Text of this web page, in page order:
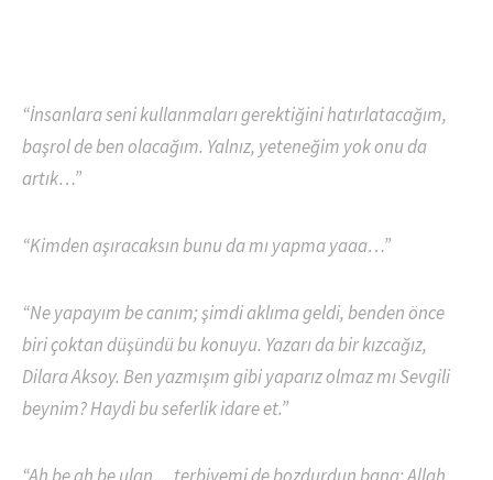
“İnsanlara seni kullanmaları gerektiğini hatırlatacağım,
başrol de ben olacağım. Yalnız, yeteneğim yok onu da
artık…”
“Kimden aşıracaksın bunu da mı yapma yaaa…”
“Ne yapayım be canım; şimdi aklıma geldi, benden önce
biri çoktan düşündü bu konuyu. Yazarı da bir kızcağız,
Dilara Aksoy. Ben yazmışım gibi yaparız olmaz mı Sevgili
beynim? Haydi bu seferlik idare et.”